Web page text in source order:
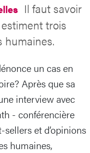
Il faut savoir
trois
humaines.
un cas en
Après que sa
interview avec
- conférencière
et d’opinions
humaines,